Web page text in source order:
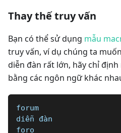
Thay thế truy vấn
Bạn có thể sử dụng mẫu
truy vấn, ví dụ chúng ta
diễn đàn rất lớn, hãy chỉ
bằng các ngôn ngữ khác
forum
diễn đàn
foro